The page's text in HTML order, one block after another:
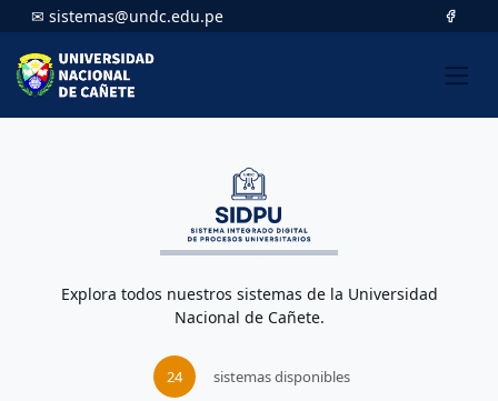
✉ sistemas@undc.edu.pe
Explora todos nuestros sistemas de la Universidad
Nacional de Cañete.
24 sistemas disponibles